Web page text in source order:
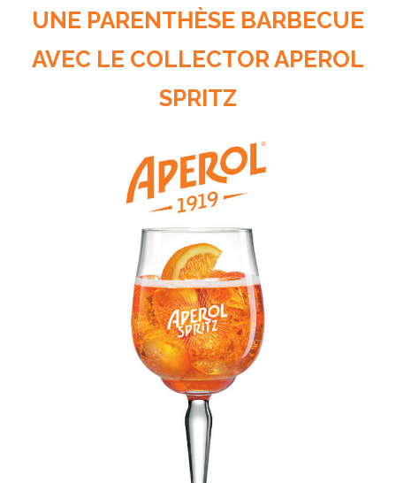
UNE PARENTHÈSE BARBECUE
AVEC LE COLLECTOR APEROL
SPRITZ